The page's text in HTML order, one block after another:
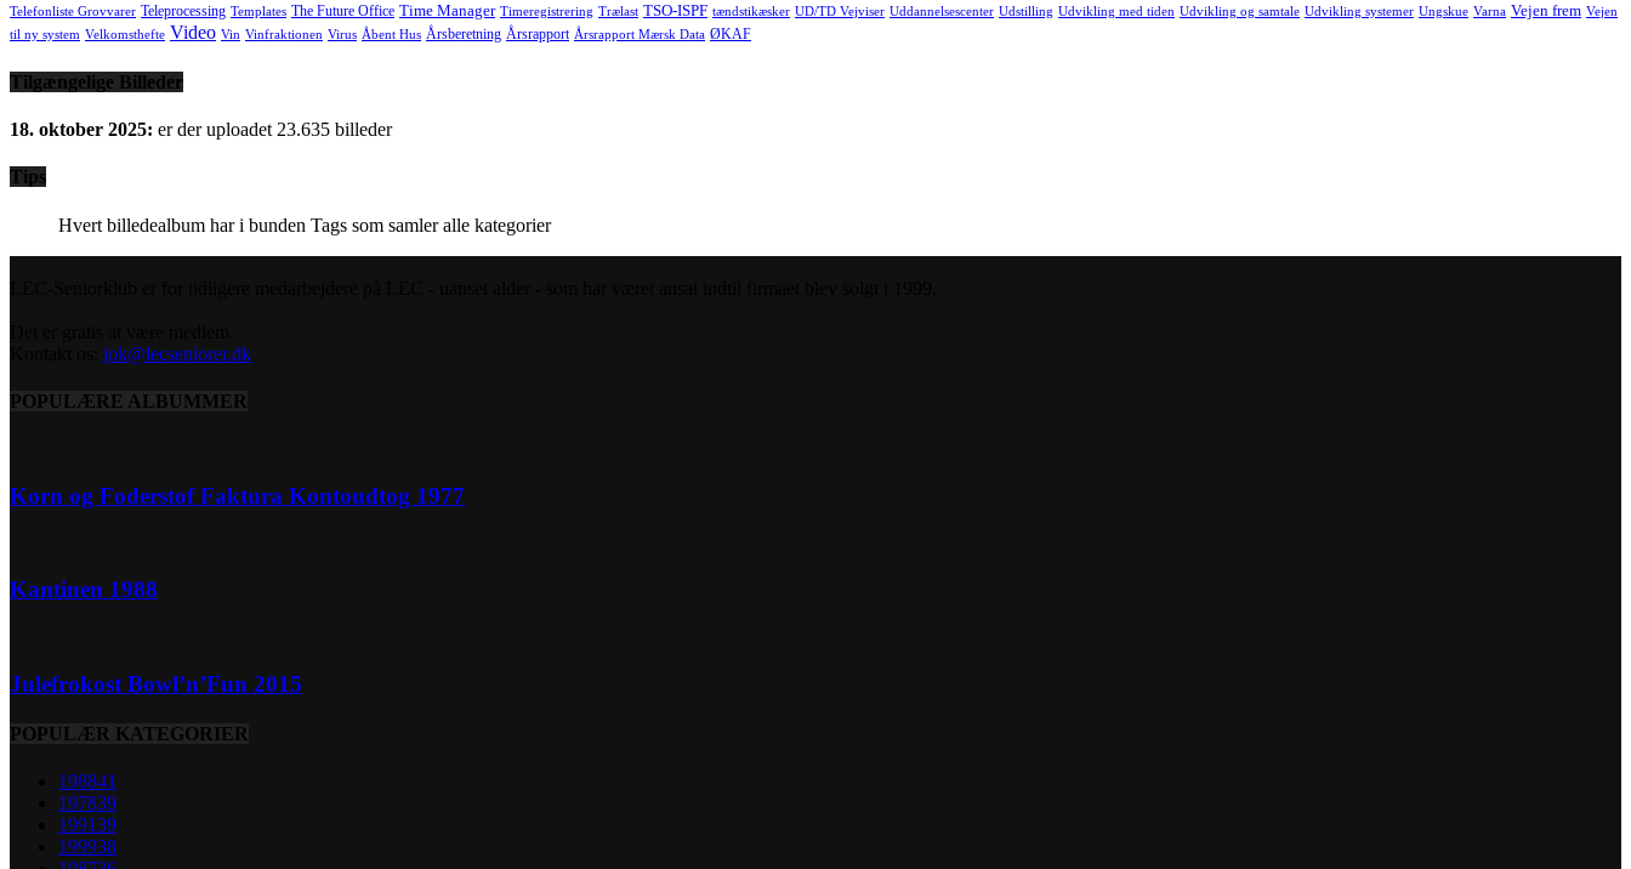
Telefonliste Grovvarer Teleprocessing Templates The Future Office Time Manager Timeregistrering Trælast TSO-ISPF tændstikæsker UD/TD Vejviser Uddannelsescenter Udstilling Udvikling med tiden Udvikling og samtale Udvikling systemer Ungskue Varna Vejen frem Vejen
til ny system Velkomsthefte Video Vin Vinfraktionen Virus Åbent Hus Årsberetning Årsrapport Årsrapport Mærsk Data ØKAF
Tilgængelige Billeder
18. oktober 2025: er der uploadet 23.635 billeder
Tips
Hvert billedealbum har i bunden Tags som samler alle kategorier
jok@lecseniorer.dk
POPULÆRE ALBUMMER
Korn og Foderstof Faktura Kontoudtog 1977
Kantinen 1988
Julefrokost Bowl’n’Fun 2015
POPULÆR KATEGORIER
198841
197839
199139
199938